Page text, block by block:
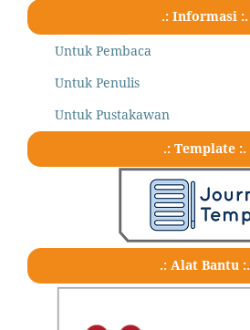
.: Informasi :.
Untuk Pembaca
Untuk Penulis
Untuk Pustakawan
.: Template :.
.: Alat Bantu :.